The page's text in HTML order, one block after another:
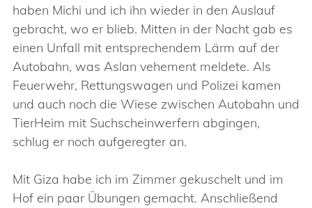
haben Michi und ich ihn wieder in den Auslauf
gebracht, wo er blieb. Mitten in der Nacht gab es
einen Unfall mit entsprechendem Lärm auf der
Autobahn, was Aslan vehement meldete. Als
Feuerwehr, Rettungswagen und Polizei kamen
und auch noch die Wiese zwischen Autobahn und
TierHeim mit Suchscheinwerfern abgingen,
schlug er noch aufgeregter an.
Mit Giza habe ich im Zimmer gekuschelt und im
Hof ein paar Übungen gemacht. Anschließend